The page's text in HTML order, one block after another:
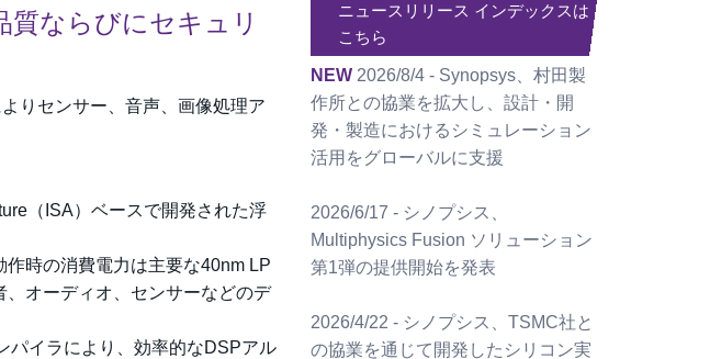
ならびにセキュリ
りセンサー、音声、画像処理ア
（ISA）ベースで開発された浮
時の消費電力は主要な40nm LP
オーディオ、センサーなどのデ
パイラにより、効率的なDSPアル
ニュースリリース インデックスは
こちら
NEW 2026/8/4 - Synopsys、村田製
作所との協業を拡大し、設計・開
発・製造におけるシミュレーション
活用をグローバルに支援
2026/6/17 - シノプシス、
Multiphysics Fusion ソリューション
第1弾の提供開始を発表
2026/4/22 - シノプシス、TSMC社と
の協業を通じて開発したシリコン実